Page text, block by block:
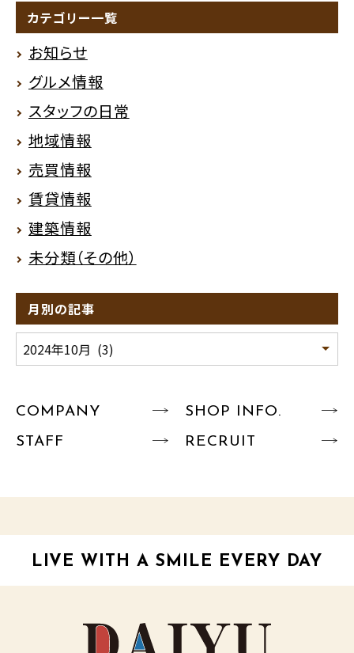
カテゴリー一覧
お知らせ
グルメ情報
スタッフの日常
地域情報
売買情報
賃貸情報
建築情報
未分類（その他）
月別の記事
COMPANY
SHOP INFO.
STAFF
RECRUIT
LIVE WITH A SMILE EVERY DAY